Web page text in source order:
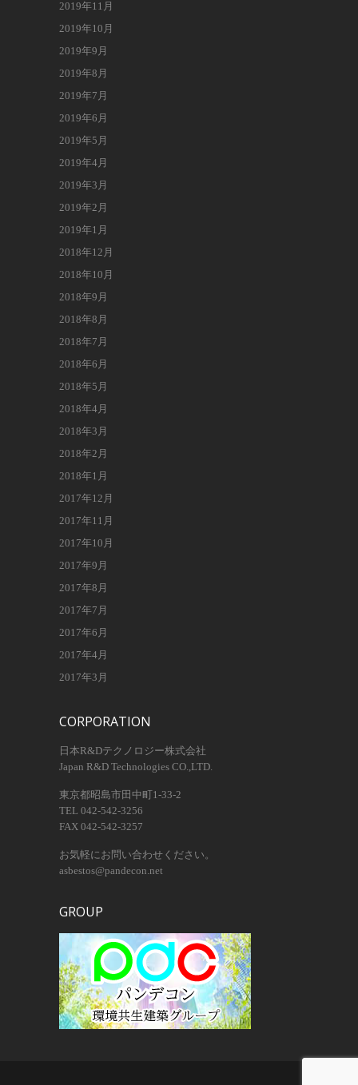
2019年11月
2019年10月
2019年9月
2019年8月
2019年7月
2019年6月
2019年5月
2019年4月
2019年3月
2019年2月
2019年1月
2018年12月
2018年10月
2018年9月
2018年8月
2018年7月
2018年6月
2018年5月
2018年4月
2018年3月
2018年2月
2018年1月
2017年12月
2017年11月
2017年10月
2017年9月
2017年8月
2017年7月
2017年6月
2017年4月
2017年3月
CORPORATION
日本R&Dテクノロジー株式会社
Japan R&D Technologies CO.,LTD.
東京都昭島市田中町1-33-2
TEL 042-542-3256
FAX 042-542-3257
お気軽にお問い合わせください。
asbestos@pandecon.net
GROUP